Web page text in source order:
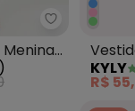
Kyly -
) KYLY
R$